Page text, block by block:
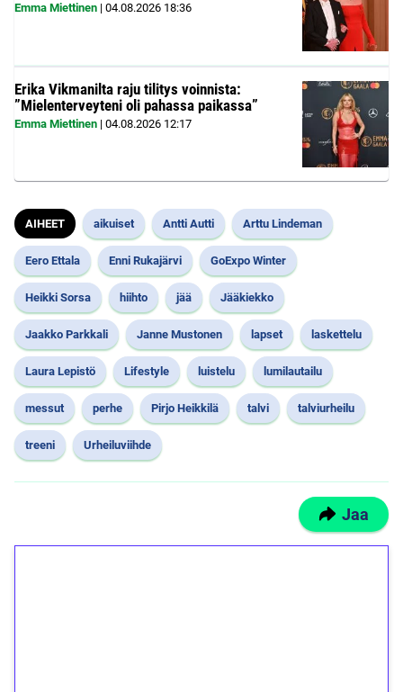
Emma Miettinen | 04.08.2026 18:36
Erika Vikmanilta raju tilitys voinnista:
”Mielenterveyteni oli pahassa paikassa”
Emma Miettinen | 04.08.2026 12:17
AIHEET aikuiset Antti Autti Arttu Lindeman
Eero Ettala Enni Rukajärvi GoExpo Winter
Heikki Sorsa hiihto jää Jääkiekko
Jaakko Parkkali Janne Mustonen lapset laskettelu
Laura Lepistö Lifestyle luistelu lumilautailu
messut perhe Pirjo Heikkilä talvi talviurheilu
treeni Urheiluviihde
Jaa